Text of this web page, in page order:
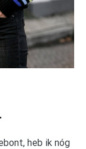
heb ik nóg